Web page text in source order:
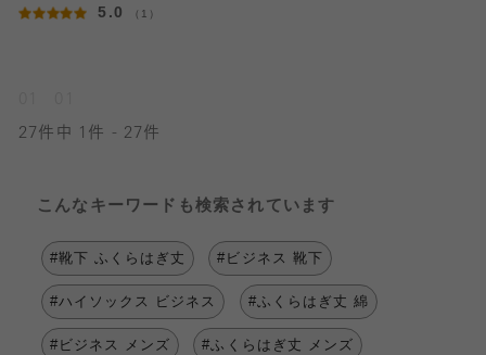
5.0 （1）
27件中 1件 - 27件
こんなキーワードも検索されています
#靴下 ふくらはぎ丈 #ビジネス 靴下
#ハイソックス ビジネス #ふくらはぎ丈 綿
#ビジネス メンズ #ふくらはぎ丈 メンズ